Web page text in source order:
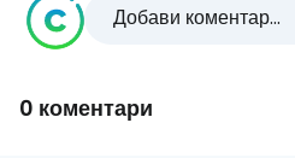
Добави коментар...
0 коментари